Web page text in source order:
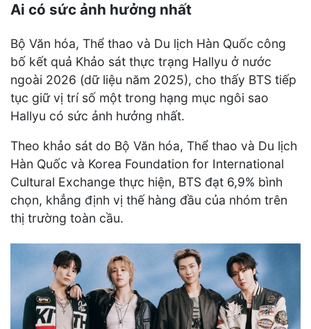
Ai có sức ảnh hưởng nhất
Bộ Văn hóa, Thể thao và Du lịch Hàn Quốc công
bố kết quả Khảo sát thực trạng Hallyu ở nước
ngoài 2026 (dữ liệu năm 2025), cho thấy BTS tiếp
tục giữ vị trí số một trong hạng mục ngôi sao
Hallyu có sức ảnh hưởng nhất.
Theo khảo sát do Bộ Văn hóa, Thể thao và Du lịch
Hàn Quốc và Korea Foundation for International
Cultural Exchange thực hiện, BTS đạt 6,9% bình
chọn, khẳng định vị thế hàng đầu của nhóm trên
thị trường toàn cầu.